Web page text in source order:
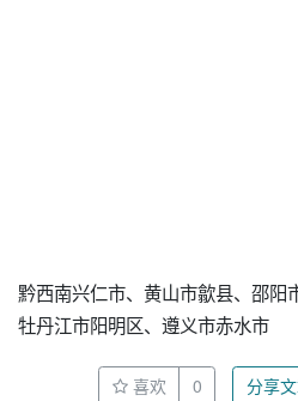
黔西南兴仁市、黄山市歙县、邵阳
牡丹江市阳明区、遵义市赤水市
喜欢 0 分享